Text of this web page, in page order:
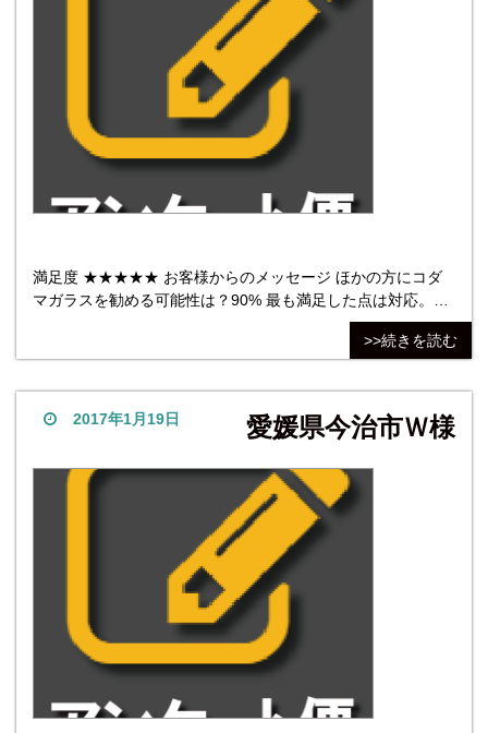
満足度 ★★★★★ お客様からのメッセージ ほかの方にコダ
マガラスを勧める可能性は？90% 最も満足した点は対応。何
度もメールでのやり取りをして頂いて、思った通りの製品が
出来上がった所です。最も不満だった点はその他。 他社商品
した。 納得行くまで何度も打ち合わせしてくれるオー
>>続きを読む
2017年1月19日 愛媛県今治市Ｗ様